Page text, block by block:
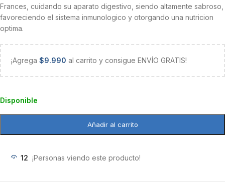
Frances, cuidando su aparato digestivo, siendo altamente sabroso,
favoreciendo el sistema inmunologico y otorgando una nutricion
optima.
¡Agrega $9.990 al carrito y consigue ENVÍO GRATIS!
Disponible
Añadir al carrito
12 ¡Personas viendo este producto!